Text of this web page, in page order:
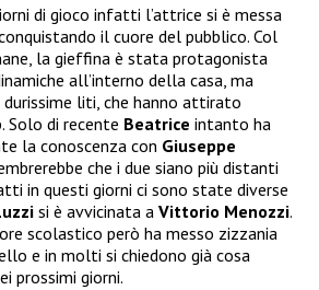
di gioco infatti l’attrice si è messa
il cuore del pubblico. Col
la gieffina è stata protagonista
all’interno della casa, ma
durissime liti, che hanno attirato
Solo di recente Beatrice intanto ha
la conoscenza con Giuseppe
che i due siano più distanti
in questi giorni ci sono state diverse
si è avvicinata a Vittorio Menozzi.
scolastico però ha messo zizzania
e in molti si chiedono già cosa
prossimi giorni.